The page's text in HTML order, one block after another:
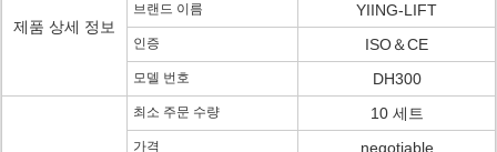
제품 상세 정보
브랜드 이름 YIING-LIFT
인증 ISO＆CE
모델 번호 DH300
최소 주문 수량 10 세트
가격 negotiable